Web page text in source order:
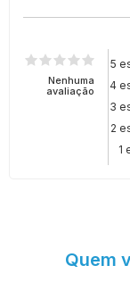
Nenhuma
avaliação
5
4
3
2
1
Quem